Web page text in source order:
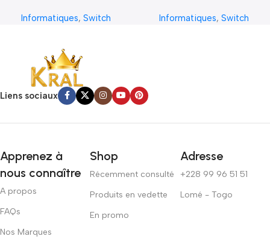
Informatiques, Switch Informatiques, Switch
Liens sociaux
Apprenez à
nous connaître
A propos
FAQs
Nos Marques
Shop
Récemment consulté
Produits en vedette
En promo
Adresse
+228 99 96 51 51
Lomé - Togo